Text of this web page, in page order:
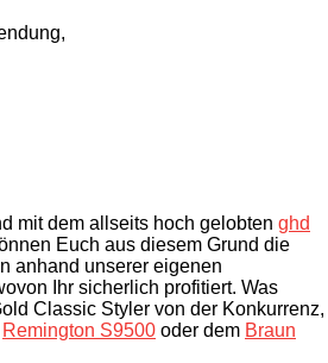
mit dem allseits hoch gelobten ghd
Euch aus diesem Grund die
anhand unserer eigenen
Ihr sicherlich profitiert. Was
Classic Styler von der Konkurrenz,
Remington S9500 oder dem Braun